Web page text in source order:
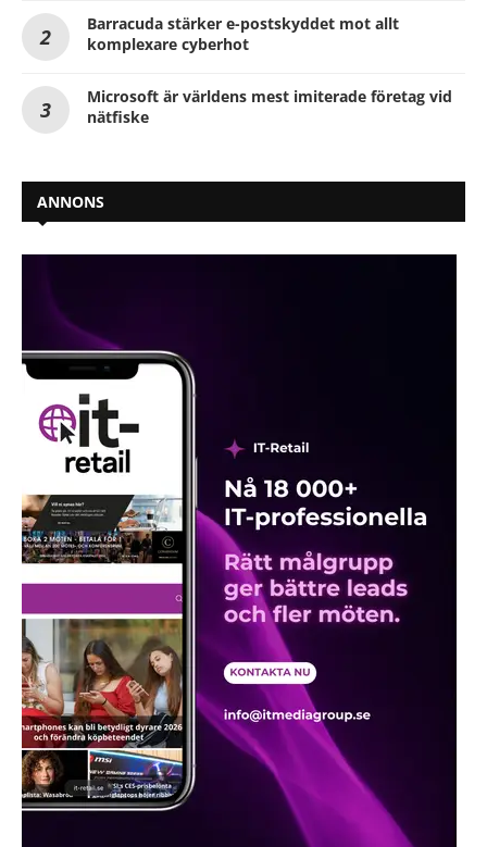
Barracuda stärker e-postskyddet mot allt
komplexare cyberhot
Microsoft är världens mest imiterade företag vid
nätfiske
ANNONS